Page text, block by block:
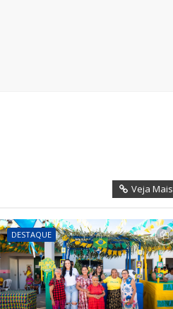
Veja Mais
DESTAQUE